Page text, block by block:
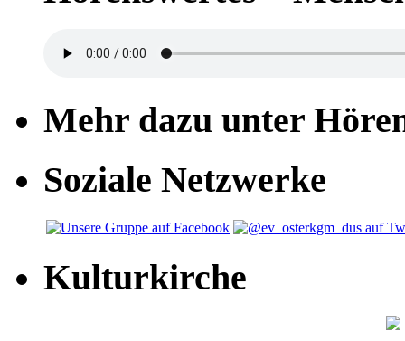
Mehr dazu unter
Soziale Netzwerke
Kulturkirche